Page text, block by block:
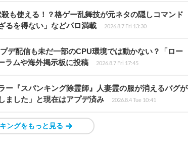
も使える！？格ゲー乱舞技が元ネタの隠しコマンド
るを得ない」などパロ満載
2026.8.7 Fri 13:30
デ配信も未だ一部のCPU環境では動かない？「ロー
ラムや海外掲示板に投稿
2026.8.7 Fri 17:45
『スパンキング除霊師』人妻霊の服が消えるバグが
ました」と現在はアプデ済み
2026.8.4 Tue 10:41
ングをもっと見る